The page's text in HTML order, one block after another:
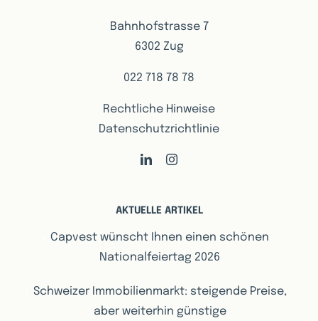
Bahnhofstrasse 7
6302 Zug
022 718 78 78
Rechtliche Hinweise
Datenschutzrichtlinie
AKTUELLE ARTIKEL
Capvest wünscht Ihnen einen schönen
Nationalfeiertag 2026
Schweizer Immobilienmarkt: steigende Preise,
aber weiterhin günstige